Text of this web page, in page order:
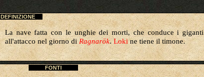
DEFINIZIONE
La nave fatta con le unghie dei morti, che conduce i giganti
all'attacco nel giorno diRagnarök.Lokine tiene il timone.
FONTI